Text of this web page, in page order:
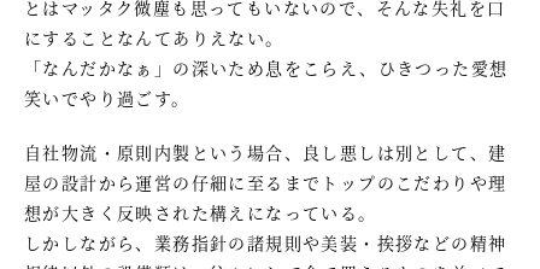
とはマッタク微塵も思ってもいないので、そんな失礼を口
にすることなんてありえない。
「なんだかなぁ」の深いため息をこらえ、ひきつった愛想
笑いでやり過ごす。
自社物流・原則内製という場合、良し悪しは別として、建
屋の設計から運営の仔細に至るまでトップのこだわりや理
想が大きく反映された構えになっている。
しかしながら、業務指針の諸規則や美装・挨拶などの精神